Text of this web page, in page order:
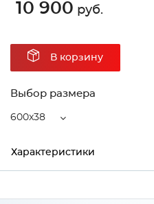
10 900 руб.
В корзину
Выбор размера
600x38
Характеристики